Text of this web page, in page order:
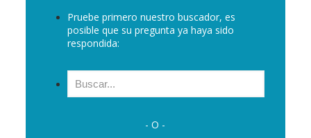
Pruebe primero nuestro buscador, es
posible que su pregunta ya haya sido
respondida:
- O -